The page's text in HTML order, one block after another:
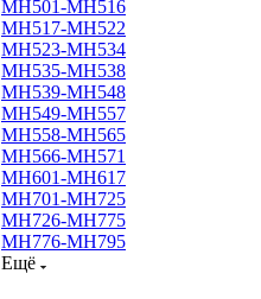
МН501-МН516
МН517-МН522
МН523-МН534
МН535-МН538
МН539-МН548
МН549-МН557
МН558-МН565
МН566-МН571
МН601-МН617
МН701-МН725
МН726-МН775
МН776-МН795
Ещё